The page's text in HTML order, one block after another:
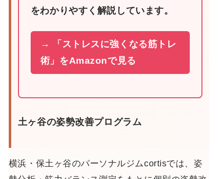
をわかりやすく解説しています。
→ 「ストレスに強くなる筋トレ
術」をAmazonで見る
土ヶ谷の姿勢改善プログラム
横浜・保土ヶ谷のパーソナルジムcortisでは、姿